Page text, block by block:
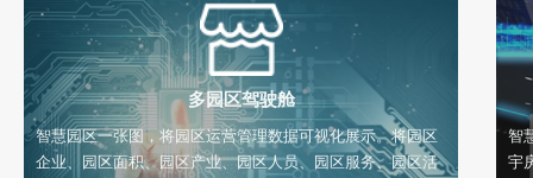
多园区驾驶舱
智慧园区一张图，将园区运营管理数据可视化展示。将园区
企业、园区面积、园区产业、园区人员、园区服务、园区活
智
宇